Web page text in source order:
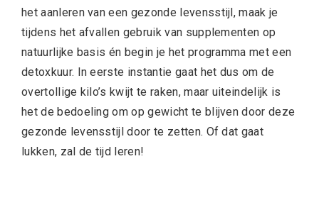
het aanleren van een gezonde levensstijl, maak je
tijdens het afvallen gebruik van supplementen op
natuurlijke basis én begin je het programma met een
detoxkuur. In eerste instantie gaat het dus om de
overtollige kilo’s kwijt te raken, maar uiteindelijk is
het de bedoeling om op gewicht te blijven door deze
gezonde levensstijl door te zetten. Of dat gaat
lukken, zal de tijd leren!